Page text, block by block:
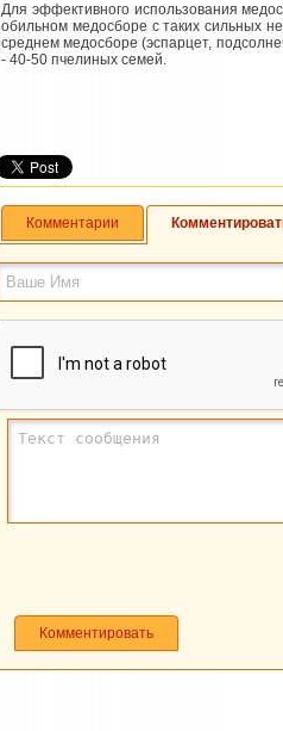
Для эффективного использования
обильном медосборе с таких сильных
среднем медосборе (эспарцет,
- 40-50 пчелиных семей.
Комментарии
Комментировать